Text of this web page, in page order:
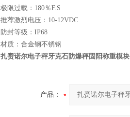
极限过载：180％F.S
推荐激烈电压：10-12VDC
防封等级：IP68
材质：合金钢不锈钢
扎赉诺尔电子秤牙克石防爆秤固阳称重模块
产品：